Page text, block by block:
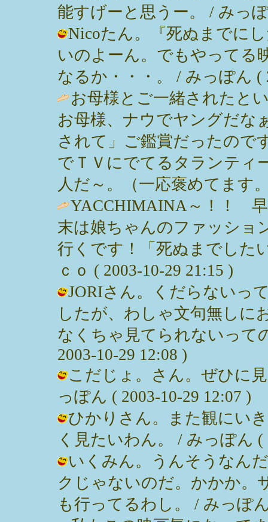
能すげーと思うー。 / みっ
Nicoたん。『死ぬまでに
いのよーん。でもやってる
なるか・・・。 / みっぽん (
お母様とご一緒されたと
お母様、ナウでヤングだな
されて」ご鑑賞だったので
でＴＶにでてるタランティ
人だ～。（一応褒めてます
YACCHIMAINA～！！
末は娘ちゃんのファッショ
行くです！「死ぬまでした
ｃｏ ( 2003-10-29 21:15 )
JORIさん。くだらないっ
したが、わしゃ文句無しに
なくちゃ見てられないって
2003-10-29 12:08 )
こだじょ。さん。ぜひに
っぽん ( 2003-10-29 12:07 )
ひかりさん。また観にい
く見たいわん。 / みっぽん (
いくみん。うんそうなん
クじゃないのだ。かかか。
も行ってるわし。 / みっぽ